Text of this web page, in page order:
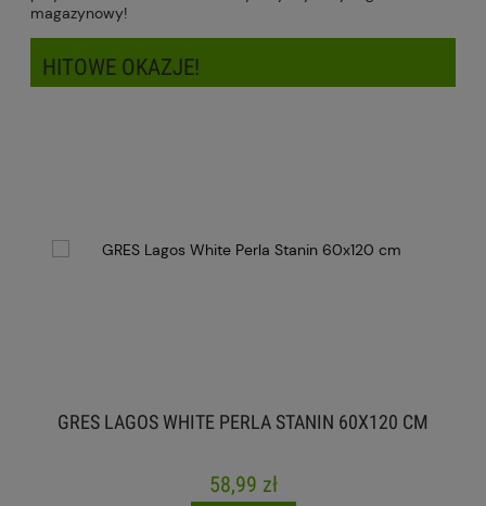
magazynowy!
HITOWE OKAZJE!
GRES LAGOS WHITE PERLA STANIN 60X120 CM
58,99 zł